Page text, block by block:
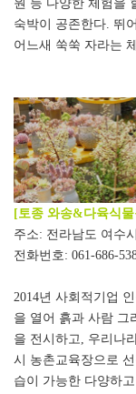
원 등 다양한 체험을
숙박이 공존한다 뛰
어느새 쑥쑥 자라는
[토종 와송&다육식물
주소: 전라남도 여수
전화번호: 061-686-
2014년 사회적기업
을 열어 흙과 사람 그
을 전시하고, 우리나
시 농촌교육장으로
습이 가능한 다양하